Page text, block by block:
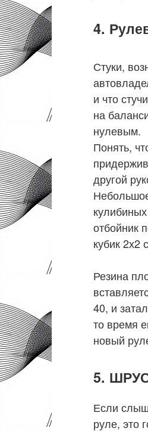
4.
Стуки,
и что
на
нулевым.
Понять,
другой
отбойник
кубик 2х2
Резина
40, и
то время
новый
5. ШРУС
Если
руле, это